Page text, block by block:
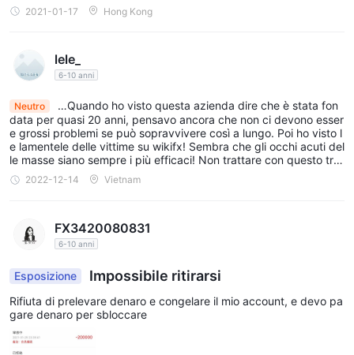
2021-01-17 Hong Kong
lele_
6-10 anni
Neutro
…Quando ho visto questa azienda dire che è stata fon
data per quasi 20 anni, pensavo ancora che non ci devono esser
e grossi problemi se può sopravvivere così a lungo. Poi ho visto l
e lamentele delle vittime su wikifx! Sembra che gli occhi acuti del
le masse siano sempre i più efficaci! Non trattare con questo truf
fatore!2022-12-14 Vietnam
FX3420080831
6-10 anni
Esposizione Impossibile ritirarsi
Rifiuta di prelevare denaro e congelare il mio account, e devo pa
gare denaro per sbloccare